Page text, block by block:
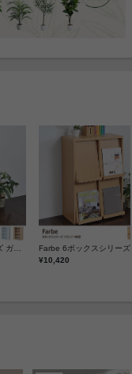
Farbe 6ボックスシリーズ ガラス扉
¥10,420